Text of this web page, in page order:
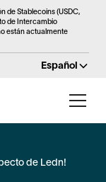
de Stablecoins (USDC,
de Intercambio
están actualmente
Español
de Ledn!